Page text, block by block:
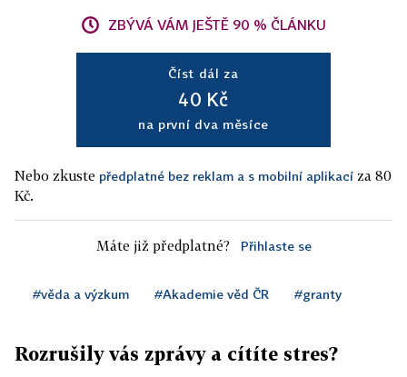
ZBÝVÁ VÁM JEŠTĚ 90 % ČLÁNKU
Číst dál za
40 Kč
na první dva měsíce
Nebo zkuste předplatné bez reklam a s mobilní aplikací za 80
Kč.
Máte již předplatné? Přihlaste se
#věda a výzkum #Akademie věd ČR #granty
Rozrušily vás zprávy a cítíte stres?